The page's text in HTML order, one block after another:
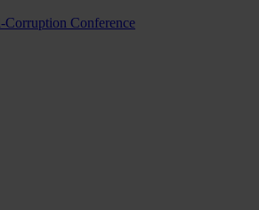
Corruption Conference